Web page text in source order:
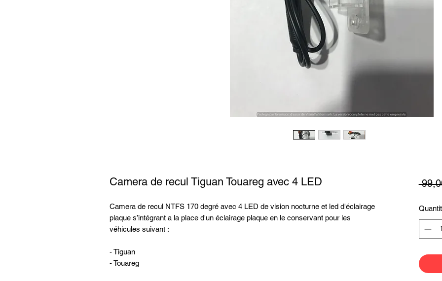
Camera de recul Tiguan Touareg avec 4 LED
Camera de recul NTFS 170 degré avec 4 LED de vision nocturne et led d'éclairage
plaque s’intégrant a la place d'un éclairage plaque en le conservant pour les
véhicules suivant :
- Tiguan
- Touareg